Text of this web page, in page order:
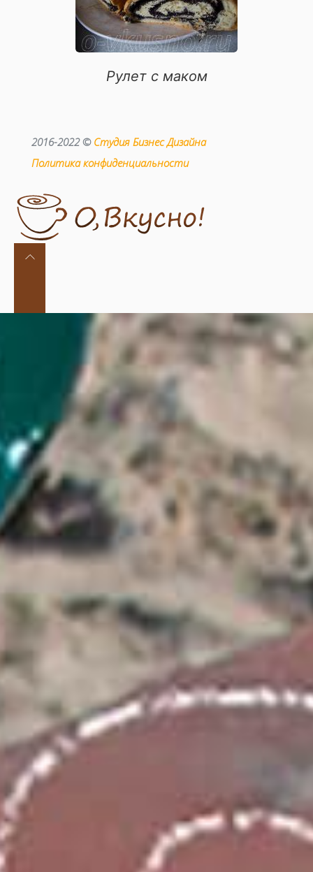
Рулет с маком
2016-2022 © Студия Бизнес Дизайна
Политика конфиденциальности